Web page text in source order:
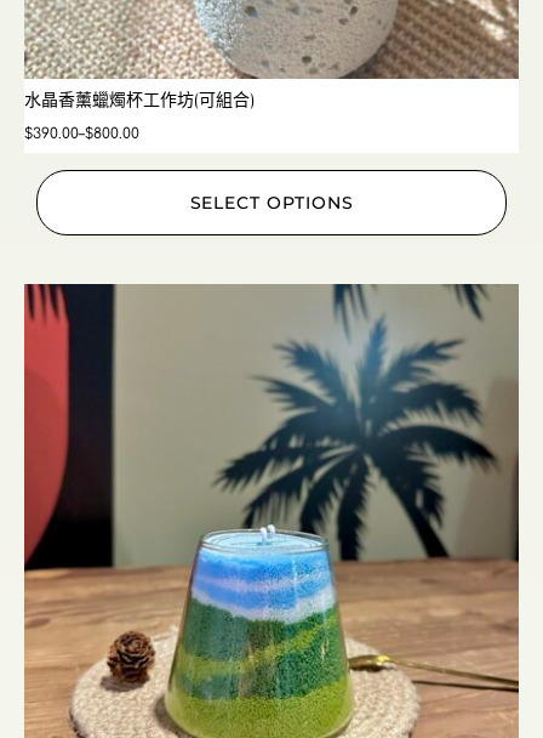
水晶香薰蠟燭杯工作坊(可組合)
$390.00–$800.00
SELECT OPTIONS